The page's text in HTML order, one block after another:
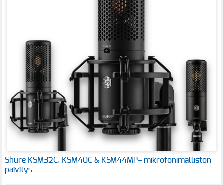
Shure KSM32C, KSM40C & KSM44MP– mikrofonimalliston
päivitys